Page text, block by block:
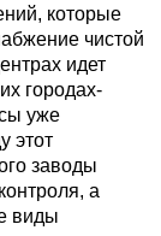
которые
чистой
идет
городах-
уже
этот
заводы
а
виды